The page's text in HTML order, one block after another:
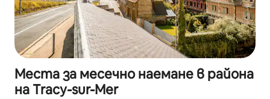
Места за месечно наемане в района
на Tracy-sur-Mer